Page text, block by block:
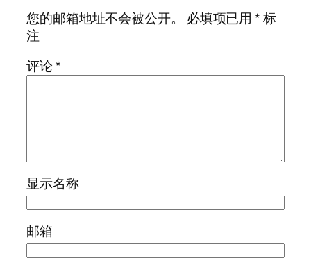
您的邮箱地址不会被公开。
必填项已用*标
注
评论*
显示名称
邮箱